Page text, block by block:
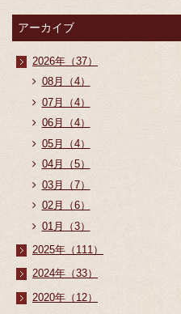
アーカイブ
2026年（37）
08月（4）
07月（4）
06月（4）
05月（4）
04月（5）
03月（7）
02月（6）
01月（3）
2025年（111）
2024年（33）
2020年（12）